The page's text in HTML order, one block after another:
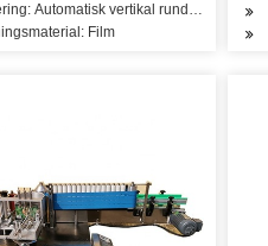
Automatisk vertikal rund
Film